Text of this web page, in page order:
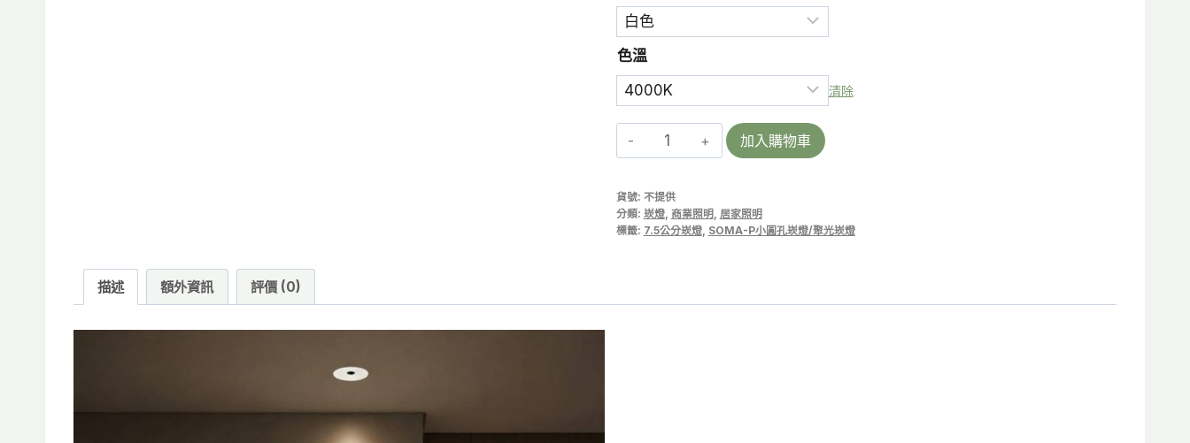
色溫
清除
SOMA-
P
|
LED
孔
加入購物車
貨號: 不提供
分類: 崁燈, 商業照明
居家照明
標籤: 7.5公分崁燈, SOMA-P小圓孔崁燈/聚光崁燈
描述 額外資訊 評價 (0)